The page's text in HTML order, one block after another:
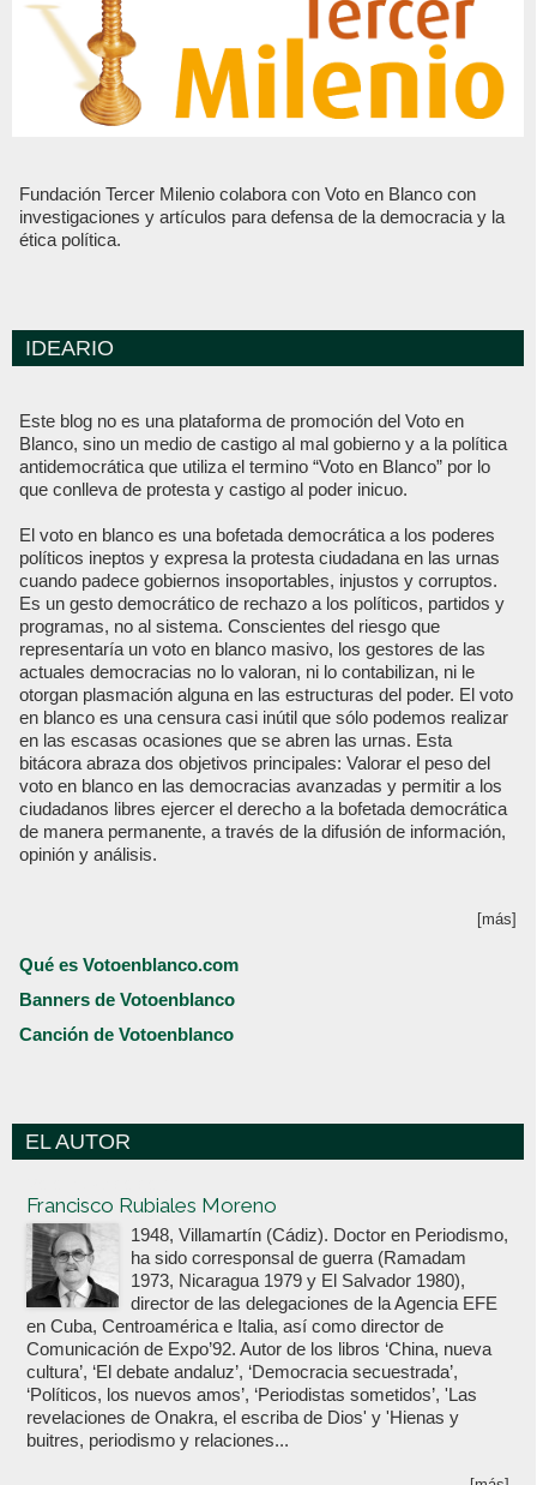
Fundación Tercer Milenio colabora con Voto en Blanco con
investigaciones y artículos para defensa de la democracia y la
ética política.
IDEARIO
Este blog no es una plataforma de promoción del Voto en
Blanco, sino un medio de castigo al mal gobierno y a la política
antidemocrática que utiliza el termino “Voto en Blanco” por lo
que conlleva de protesta y castigo al poder inicuo.
El voto en blanco es una bofetada democrática a los poderes
políticos ineptos y expresa la protesta ciudadana en las urnas
cuando padece gobiernos insoportables, injustos y corruptos.
Es un gesto democrático de rechazo a los políticos, partidos y
programas, no al sistema. Conscientes del riesgo que
representaría un voto en blanco masivo, los gestores de las
actuales democracias no lo valoran, ni lo contabilizan, ni le
otorgan plasmación alguna en las estructuras del poder. El voto
en blanco es una censura casi inútil que sólo podemos realizar
en las escasas ocasiones que se abren las urnas. Esta
bitácora abraza dos objetivos principales: Valorar el peso del
voto en blanco en las democracias avanzadas y permitir a los
ciudadanos libres ejercer el derecho a la bofetada democrática
de manera permanente, a través de la difusión de información,
opinión y análisis.
[más]
Qué es Votoenblanco.com
Banners de Votoenblanco
Canción de Votoenblanco
EL AUTOR
Francisco Rubiales Moreno
1948, Villamartín (Cádiz). Doctor en Periodismo,
ha sido corresponsal de guerra (Ramadam
1973, Nicaragua 1979 y El Salvador 1980),
director de las delegaciones de la Agencia EFE
en Cuba, Centroamérica e Italia, así como director de
Comunicación de Expo’92. Autor de los libros ‘China, nueva
cultura’, ‘El debate andaluz’, ‘Democracia secuestrada’,
‘Políticos, los nuevos amos’, ‘Periodistas sometidos’, 'Las
revelaciones de Onakra, el escriba de Dios' y 'Hienas y
buitres, periodismo y relaciones...